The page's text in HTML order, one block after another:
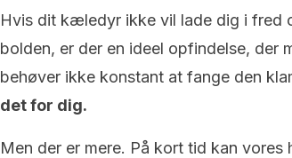
Hvis dit kæledyr ikke vil lade dig i fred
bolden, er der en ideel opfindelse, der
behøver ikke konstant at fange den
det for dig.
Men der er mere. På kort tid kan